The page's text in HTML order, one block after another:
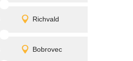
Richvald
Detail
promítání
Bobrovec
Detail
promítání